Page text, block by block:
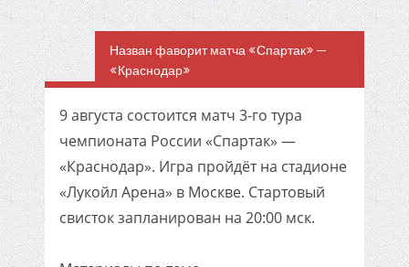
Назван фаворит матча «Спартак» —
«Краснодар»
9 августа состоится матч 3-го тура
чемпионата России «Спартак» —
«Краснодар». Игра пройдёт на стадионе
«Лукойл Арена» в Москве. Стартовый
свисток запланирован на 20:00 мск.